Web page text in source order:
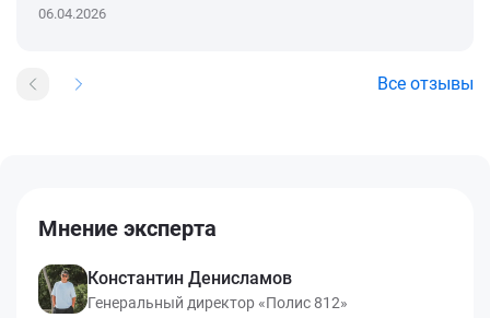
06.04.2026
Все отзывы
Мнение эксперта
Константин Денисламов
Генеральный директор «Полис 812»